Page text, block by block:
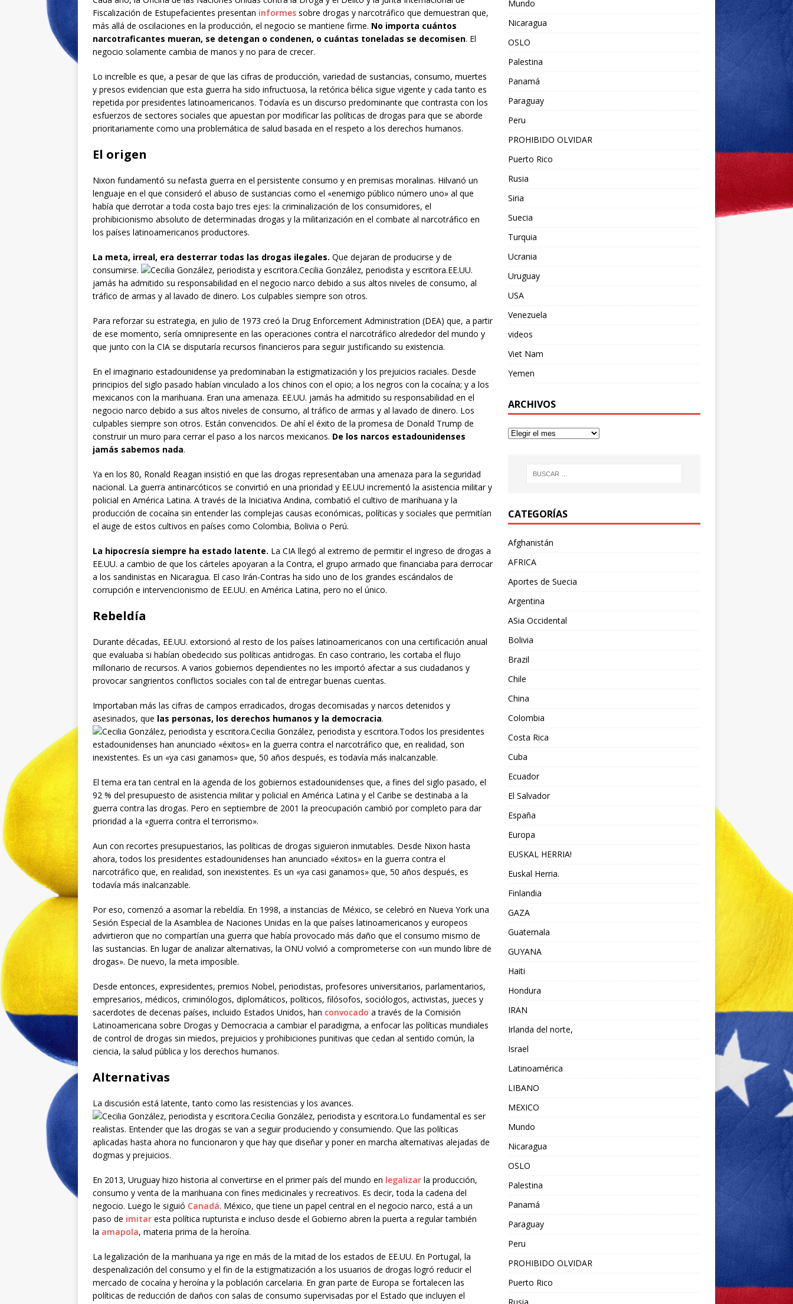
Fiscalización de Estupefacientes presentan informes sobre drogas y narcotráfico que demuestran que,
más allá de oscilaciones en la producción, el negocio se mantiene firme. No importa cuántos
narcotraficantes mueran, se detengan o condenen, o cuántas toneladas se decomisen. El
negocio solamente cambia de manos y no para de crecer.
Lo increíble es que, a pesar de que las cifras de producción, variedad de sustancias, consumo, muertes
y presos evidencian que esta guerra ha sido infructuosa, la retórica bélica sigue vigente y cada tanto es
repetida por presidentes latinoamericanos. Todavía es un discurso predominante que contrasta con los
esfuerzos de sectores sociales que apuestan por modificar las políticas de drogas para que se aborde
prioritariamente como una problemática de salud basada en el respeto a los derechos humanos.
El origen
Nixon fundamentó su nefasta guerra en el persistente consumo y en premisas moralinas. Hilvanó un
lenguaje en el que consideró el abuso de sustancias como el «enemigo público número uno» al que
había que derrotar a toda costa bajo tres ejes: la criminalización de los consumidores, el
prohibicionismo absoluto de determinadas drogas y la militarización en el combate al narcotráfico en
los países latinoamericanos productores.
La meta, irreal, era desterrar todas las drogas ilegales. Que dejaran de producirse y de
consumirse.
Cecilia González, periodista y escritora.EE.UU.
jamás ha admitido su responsabilidad en el negocio narco debido a sus altos niveles de consumo, al
tráfico de armas y al lavado de dinero. Los culpables siempre son otros.
Para reforzar su estrategia, en julio de 1973 creó la Drug Enforcement Administration (DEA) que, a partir
de ese momento, sería omnipresente en las operaciones contra el narcotráfico alrededor del mundo y
que junto con la CIA se disputaría recursos financieros para seguir justificando su existencia.
En el imaginario estadounidense ya predominaban la estigmatización y los prejuicios raciales. Desde
principios del siglo pasado habían vinculado a los chinos con el opio; a los negros con la cocaína; y a los
mexicanos con la marihuana. Eran una amenaza. EE.UU. jamás ha admitido su responsabilidad en el
negocio narco debido a sus altos niveles de consumo, al tráfico de armas y al lavado de dinero. Los
culpables siempre son otros. Están convencidos. De ahí el éxito de la promesa de Donald Trump de
construir un muro para cerrar el paso a los narcos mexicanos. De los narcos estadounidenses
jamás sabemos nada.
Ya en los 80, Ronald Reagan insistió en que las drogas representaban una amenaza para la seguridad
nacional. La guerra antinarcóticos se convirtió en una prioridad y EE.UU incrementó la asistencia militar y
policial en América Latina. A través de la Iniciativa Andina, combatió el cultivo de marihuana y la
producción de cocaína sin entender las complejas causas económicas, políticas y sociales que permitían
el auge de estos cultivos en países como Colombia, Bolivia o Perú.
La hipocresía siempre ha estado latente. La CIA llegó al extremo de permitir el ingreso de drogas a
EE.UU. a cambio de que los cárteles apoyaran a la Contra, el grupo armado que financiaba para derrocar
a los sandinistas en Nicaragua. El caso Irán-Contras ha sido uno de los grandes escándalos de
corrupción e intervencionismo de EE.UU. en América Latina, pero no el único.
Rebeldía
Durante décadas, EE.UU. extorsionó al resto de los países latinoamericanos con una certificación anual
que evaluaba si habían obedecido sus políticas antidrogas. En caso contrario, les cortaba el flujo
millonario de recursos. A varios gobiernos dependientes no les importó afectar a sus ciudadanos y
provocar sangrientos conflictos sociales con tal de entregar buenas cuentas.
Importaban más las cifras de campos erradicados, drogas decomisadas y narcos detenidos y
asesinados, que las personas, los derechos humanos y la democracia.
Cecilia González, periodista y escritora.Todos los presidentes
estadounidenses han anunciado «éxitos» en la guerra contra el narcotráfico que, en realidad, son
inexistentes. Es un «ya casi ganamos» que, 50 años después, es todavía más inalcanzable.
El tema era tan central en la agenda de los gobiernos estadounidenses que, a fines del siglo pasado, el
92 % del presupuesto de asistencia militar y policial en América Latina y el Caribe se destinaba a la
guerra contra las drogas. Pero en septiembre de 2001 la preocupación cambió por completo para dar
prioridad a la «guerra contra el terrorismo».
Aun con recortes presupuestarios, las políticas de drogas siguieron inmutables. Desde Nixon hasta
ahora, todos los presidentes estadounidenses han anunciado «éxitos» en la guerra contra el
narcotráfico que, en realidad, son inexistentes. Es un «ya casi ganamos» que, 50 años después, es
todavía más inalcanzable.
Por eso, comenzó a asomar la rebeldía. En 1998, a instancias de México, se celebró en Nueva York una
Sesión Especial de la Asamblea de Naciones Unidas en la que países latinoamericanos y europeos
advirtieron que no compartían una guerra que había provocado más daño que el consumo mismo de
las sustancias. En lugar de analizar alternativas, la ONU volvió a comprometerse con «un mundo libre de
drogas». De nuevo, la meta imposible.
Desde entonces, expresidentes, premios Nobel, periodistas, profesores universitarios, parlamentarios,
empresarios, médicos, criminólogos, diplomáticos, políticos, filósofos, sociólogos, activistas, jueces y
sacerdotes de decenas países, incluido Estados Unidos, han convocado a través de la Comisión
Latinoamericana sobre Drogas y Democracia a cambiar el paradigma, a enfocar las políticas mundiales
de control de drogas sin miedos, prejuicios y prohibiciones punitivas que cedan al sentido común, la
ciencia, la salud pública y los derechos humanos.
Alternativas
La discusión está latente, tanto como las resistencias y los avances.
Cecilia González, periodista y escritora.Lo fundamental es ser
realistas. Entender que las drogas se van a seguir produciendo y consumiendo. Que las políticas
aplicadas hasta ahora no funcionaron y que hay que diseñar y poner en marcha alternativas alejadas de
dogmas y prejuicios.
En 2013, Uruguay hizo historia al convertirse en el primer país del mundo en legalizar la producción,
consumo y venta de la marihuana con fines medicinales y recreativos. Es decir, toda la cadena del
negocio. Luego le siguió Canadá. México, que tiene un papel central en el negocio narco, está a un
paso de imitar esta política rupturista e incluso desde el Gobierno abren la puerta a regular también
la amapola, materia prima de la heroína.
La legalización de la marihuana ya rige en más de la mitad de los estados de EE.UU. En Portugal, la
despenalización del consumo y el fin de la estigmatización a los usuarios de drogas logró reducir el
mercado de cocaína y heroína y la población carcelaria. En gran parte de Europa se fortalecen las
políticas de reducción de daños con salas de consumo supervisadas por el Estado que incluyen el
Mundo
Nicaragua
OSLO
Palestina
Panamá
Paraguay
Peru
PROHIBIDO OLVIDAR
Puerto Rico
Rusia
Siria
Suecia
Turquia
Ucrania
Uruguay
USA
Venezuela
videos
Viet Nam
Yemen
ARCHIVOS
CATEGORÍAS
Afghanistán
AFRICA
Aportes de Suecia
Argentina
ASia Occidental
Bolivia
Brazil
Chile
China
Colombia
Costa Rica
Cuba
Ecuador
El Salvador
España
Europa
EUSKAL HERRIA!
Euskal Herria.
Finlandia
GAZA
Guatemala
GUYANA
Haiti
Hondura
IRAN
Irlanda del norte,
Israel
Latinoamérica
LIBANO
MEXICO
Mundo
Nicaragua
OSLO
Palestina
Panamá
Paraguay
Peru
PROHIBIDO OLVIDAR
Puerto Rico